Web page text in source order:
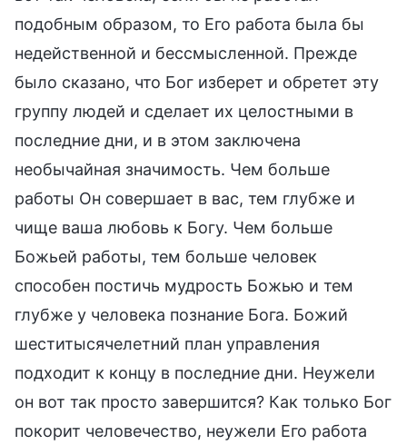
подобным образом, то Его работа была бы
недейственной и бессмысленной. Прежде
было сказано, что Бог изберет и обретет эту
группу людей и сделает их целостными в
последние дни, и в этом заключена
необычайная значимость. Чем больше
работы Он совершает в вас, тем глубже и
чище ваша любовь к Богу. Чем больше
Божьей работы, тем больше человек
способен постичь мудрость Божью и тем
глубже у человека познание Бога. Божий
шеститысячелетний план управления
подходит к концу в последние дни. Неужели
он вот так просто завершится? Как только Бог
покорит человечество, неужели Его работа